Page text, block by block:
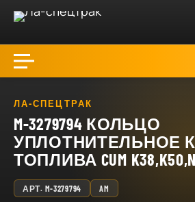
ЛА-СПЕЦТРАК
M-3279794 КОЛЬЦО
УПЛОТНИТЕЛЬНОЕ
ТОПЛИВА CUM
АРТ. M-3279794 AM